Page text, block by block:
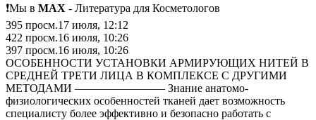
❗️Мы в MAX - Литература для Косметологов
395 просм.17 июля, 12:12
422 просм.16 июля, 10:26
397 просм.16 июля, 10:26
ОСОБЕННОСТИ УСТАНОВКИ АРМИРУЮЩИХ НИТЕЙ В
СРЕДНЕЙ ТРЕТИ ЛИЦА В КОМПЛЕКСЕ С ДРУГИМИ
МЕТОДАМИ ———————— Знание анатомо-
физиологических особенностей тканей дает возможность
специалисту более эффективно и безопасно работать с